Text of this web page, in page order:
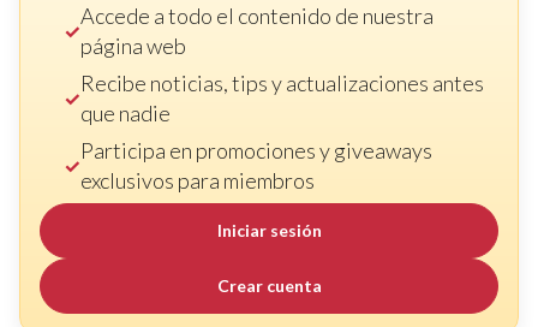
Accede a todo el contenido de nuestra
página web
Recibe noticias, tips y actualizaciones antes
que nadie
Participa en promociones y giveaways
exclusivos para miembros
Iniciar sesión
Crear cuenta